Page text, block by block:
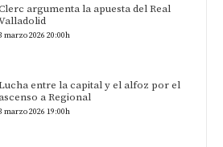
argumenta la apuesta del Real
marzo 2026 20:00h
entre la capital y el alfoz por el
a Regional
marzo 2026 19:00h